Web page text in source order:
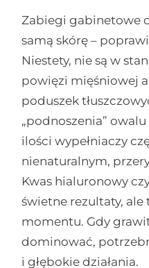
Zabiegi gabinetowe
samą skórę –
Niestety, nie są w
powięzi mięśniowej
poduszek
„podnoszenia”
ilości wypełniaczy
nienaturalnym,
Kwas hialuronowy
świetne rezultaty,
momentu. Gdy
dominować,
i głębokie działania.